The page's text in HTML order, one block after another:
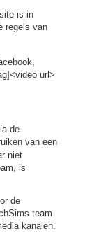
is in
regels van
url>
de
van een
niet
is
de
team
kanalen.